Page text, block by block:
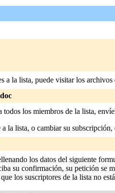
a la lista, puede visitar los archivos
todos los miembros de la lista,
la lista, o cambiar su subscripción,
los datos del siguiente
su confirmación, su petición se
los suscriptores de la lista no